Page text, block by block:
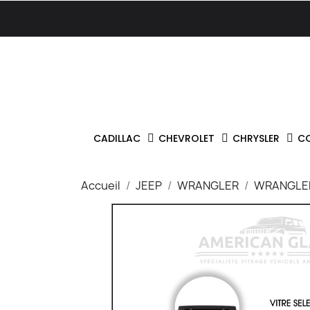
CADILLAC CHEVROLET CHRYSLER
Accueil JEEP WRANGLER